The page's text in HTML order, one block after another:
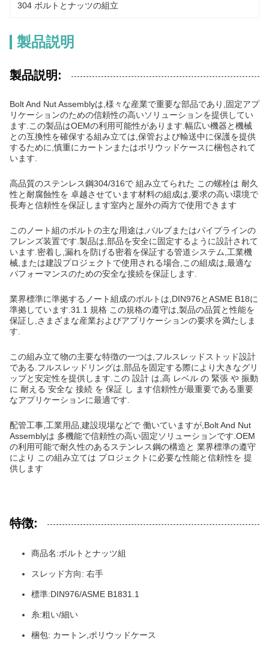
304 ボルトとナッツの組立
製品説明
製品説明:
Bolt And Nut Assemblyは,様々な産業で重要な部品であり,固定アプ
リケーションのための信頼性の高いソリューションを提供してい
ます.この製品はOEMの利用可能性があります.幅広い機器と機械
との互換性を確保する組み立ては,保管および輸送中に保護を提供
するために,慎重にカートンまたはポリウッドケースに梱包されて
います.
高品質のステンレス鋼304/316で 組み立てられた この螺栓は 耐久
性と耐腐蝕性を 卓越させています材料の組成は,要求の高い環境で
長寿と信頼性を保証します室内と屋外の両方で使用できます
このノート組のボルトの主な用途は,バルブまたはパイプラインの
フレンズ装置です.製品は,部品を安全に固定するように設計されて
います.密着し,漏れを防げる密着を保証する管道システム,工業機
械,または建設プロジェクトで使用される場合,この組成は,最適な
パフォーマンスのための安全な接続を保証します.
業界標準に準拠するノート組成のボルトは,DIN976とASME B18に
準拠しています.31.1 規格 この規格の遵守は,製品の品質と性能を
保証し,さまざまな産業およびアプリケーションの要求を満たしま
す.
この組み立て物の主要な特徴の一つは,フルスレッドストッド設計
である.フルスレッドリングは,部品を固定する際により大きなグリ
ップと安定性を提供します.この 設計 は,高 レベル の 緊張 や 振動
に 耐える 安全な 接続 を 保証 し ます信頼性が最重要である重要
なアプリケーションに最適です.
配管工事,工業用品,建設現場などで 働いていますが,Bolt And Nut
Assemblyは 多機能で信頼性の高い固定ソリューションです.OEM
の利用可能で耐久性のあるステンレス鋼の構造と 業界標準の遵守
により この組み立ては プロジェクトに必要な性能と信頼性を 提
供します
特徴:
商品名:ボルトとナッツ組
スレッド方向: 右手
標準:DIN976/ASME B1831.1
糸:粗い/細い
梱包: カートン,ポリウッドケース